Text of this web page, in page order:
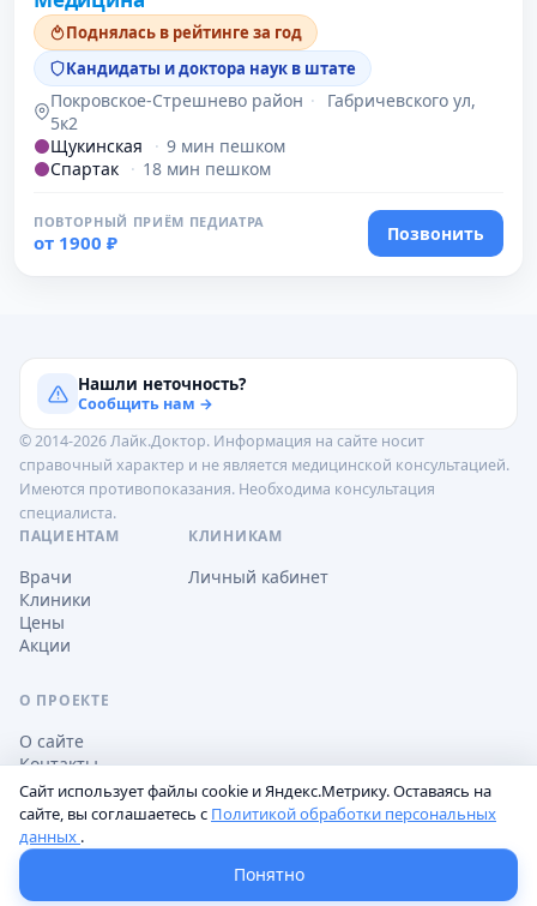
Поднялась в рейтинге за год
Кандидаты и доктора наук в штате
Покровское-Стрешнево район ·
Габричевского ул,
5к2
Щукинская
· 9 мин пешком
Спартак · 18 мин пешком
ПОВТОРНЫЙ ПРИЁМ ПЕДИАТРА
от 1900 ₽ Позвонить
Нашли неточность?
Сообщить нам →
© 2014-2026 Лайк.Доктор. Информация на сайте носит
справочный характер и не является медицинской консультацией.
Имеются противопоказания. Необходима консультация
специалиста.
ПАЦИЕНТАМ
Врачи
Клиники
Цены
Акции
КЛИНИКАМ
Личный кабинет
О ПРОЕКТЕ
О сайте
Контакты
Обработка персональных данных
Пользовательское соглашениеНастройки cookie
Сайт использует файлы cookie и Яндекс.Метрику. Оставаясь на
сайте, вы соглашаетесь с Политикой обработки персональных
данных .
Понятно